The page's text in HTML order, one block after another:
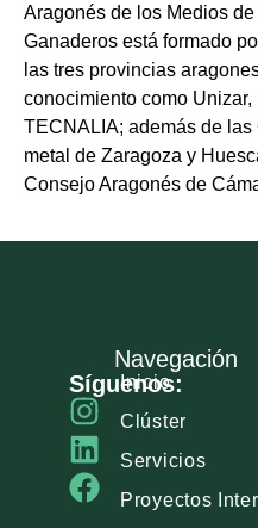
Aragonés de los Medios
Ganaderos está formado
las tres provincias
conocimiento como Unizar,
TECNALIA; además de las
metal de Zaragoza y
Consejo Aragonés de
Síguenos:
Navegación
Inicio
Clúster
Servicios
Proyectos